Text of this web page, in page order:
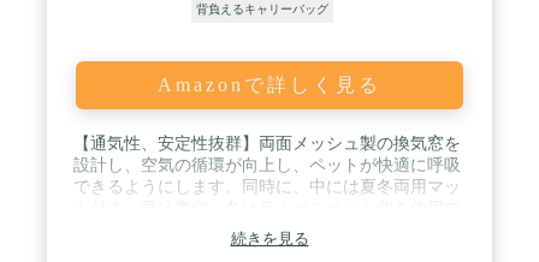
背負えるキャリーバッグ
Amazonで詳しく見る
【通気性、安定性抜群】両面メッシュ製の換気窓を
設計し、空気の循環が向上し、ペットが快適に呼吸
できるようにします。同時に、中には夏冬両用マッ
きます。改良された底部はしっかりして、バッグは
変形しなくて、内部空間と底面積が広くだ、窮屈感
続きを見る